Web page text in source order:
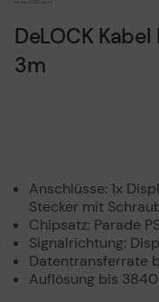
DeLOCK
3m
Anschlüsse: 1x
Stecker mit
Chipsatz: Parade
Signalrichtung:
Datentransferrate
Auflösung bis